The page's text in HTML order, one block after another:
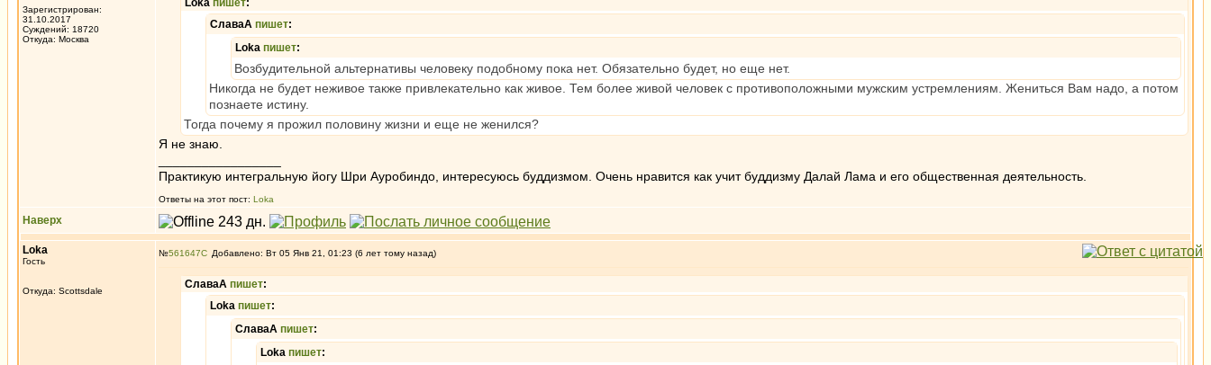
Зарегистрирован:
31.10.2017
Суждений: 18720
Откуда: Москва
Loka пишет:
СлаваА пишет:
Loka пишет:
Возбудительной альтернативы человеку подобному пока нет. Обязательно будет, но еще нет.
Никогда не будет неживое также привлекательно как живое. Тем более живой человек с противоположными мужским устремлениям. Жениться Вам надо, а потом
познаете истину.
Тогда почему я прожил половину жизни и еще не женился?
Я не знаю.
Практикую интегральную йогу Шри Ауробиндо, интересуюсь буддизмом. Очень нравится как учит буддизму Далай Лама и его общественная деятельность.
Ответы на этот пост: Loka
Наверх
Loka
Гость
Откуда: Scottsdale
№561647 Добавлено: Вт 05 Янв 21, 01:23 (6 лет тому назад)
СлаваА пишет:
Loka пишет:
СлаваА пишет:
Loka пишет: